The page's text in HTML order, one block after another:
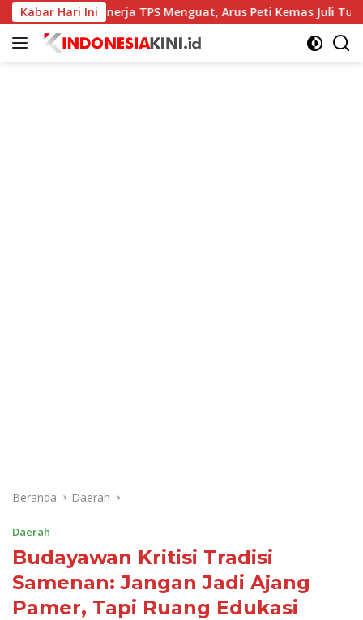
Langsung
ke
konten
Kabar Hari IniKinerja TPS Menguat, Arus Peti Kemas Juli Tumbuh
Beranda Daerah
Daerah
Budayawan Kritisi Tradisi
Samenan: Jangan Jadi Ajang
Pamer, Tapi Ruang Edukasi